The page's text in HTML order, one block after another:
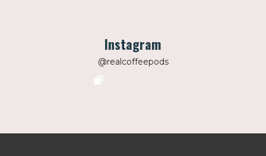
Instagram
@realcoffeepods